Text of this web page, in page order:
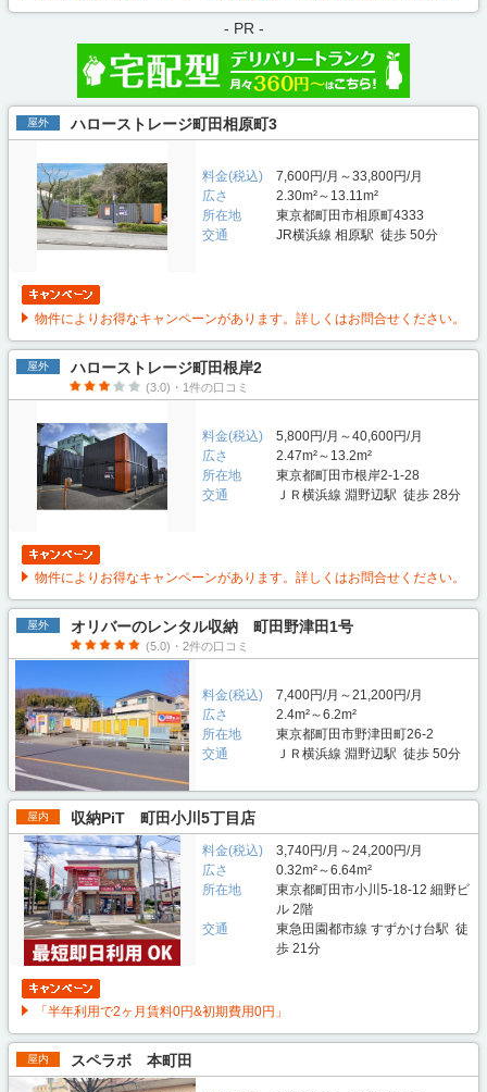
- PR -
屋外 ハローストレージ町田相原町3
料金(税込)
7,600円/月～33,800円/月
広さ
2.30m²～13.11m²
所在地
東京都町田市相原町4333
交通
JR横浜線 相原駅 徒歩 50分
物件によりお得なキャンペーンがあります。詳しくはお問合せください。
屋外 ハローストレージ町田根岸2
(3.0)・1件の口コミ
料金(税込)
5,800円/月～40,600円/月
広さ
2.47m²～13.2m²
所在地
東京都町田市根岸2-1-28
交通
ＪＲ横浜線 淵野辺駅 徒歩 28分
物件によりお得なキャンペーンがあります。詳しくはお問合せください。
屋外 オリバーのレンタル収納 町田野津田1号
(5.0)・2件の口コミ
料金(税込)
7,400円/月～21,200円/月
広さ
2.4m²～6.2m²
所在地
東京都町田市野津田町26-2
交通
ＪＲ横浜線 淵野辺駅 徒歩 50分
屋内 収納PiT 町田小川5丁目店
料金(税込)
3,740円/月～24,200円/月
広さ
0.32m²～6.64m²
所在地
東京都町田市小川5-18-12 細野ビ
ル 2階
交通
東急田園都市線 すずかけ台駅 徒
歩 21分
「半年利用で2ヶ月賃料0円&初期費用0円」
屋内 スペラボ 本町田